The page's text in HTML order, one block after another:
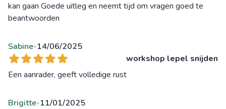
kan gaan Goede uitleg en neemt tijd om vragen goed te
beantwoorden
Sabine•14/06/2025
workshop lepel snijden
Een aanrader, geeft volledige rust
Brigitte•11/01/2025